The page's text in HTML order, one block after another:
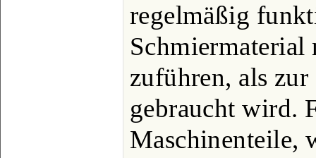
regelmäßig
Schmiermaterial
zuführen, als
gebraucht wird.
Maschinenteile,